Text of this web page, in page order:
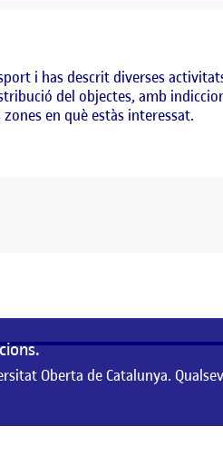
i has descrit diverses
del objectes, amb
en què estàs interessat.
Oberta de Catalunya.